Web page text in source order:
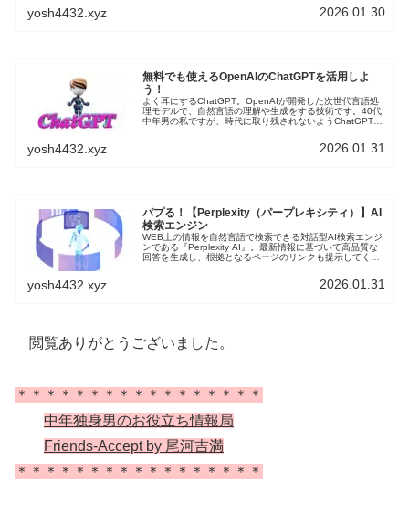
にスパムアップデートがロールアウト完了しました。個人
ブログはオワコンなのか？ブログ初心者の立場から情報を
yosh4432.xyz 2026.01.30
無料でも使えるOpenAIのChatGPTを活用しよ
う！
よく耳にするChatGPT。OpenAIが開発した次世代言語処
理モデルで、自然言語の理解や生成をする技術です。40代
中年男の私ですが、時代に取り残されないようChatGPTを
o3-mini」で、無料ユーザーも使用できます。
yosh4432.xyz 2026.01.31
パプる！【Perplexity（パープレキシティ）】AI
検索エンジン
WEB上の情報を自然言語で検索できる対話型AI検索エンジ
ンである『Perplexity AI』。最新情報に基づいて高品質な
回答を生成し、根拠となるページのリンクも提示してくれ
す。Perplexityは無料でも使用することができます。
yosh4432.xyz 2026.01.31
閲覧ありがとうございました。
＊＊＊＊＊＊＊＊＊＊＊＊＊＊＊＊＊
中年独身男のお役立ち情報局
Friends-Accept by 尾河吉満
＊＊＊＊＊＊＊＊＊＊＊＊＊＊＊＊＊